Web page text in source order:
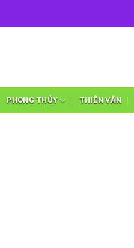
PHONG THỦY THIÊN VĂN